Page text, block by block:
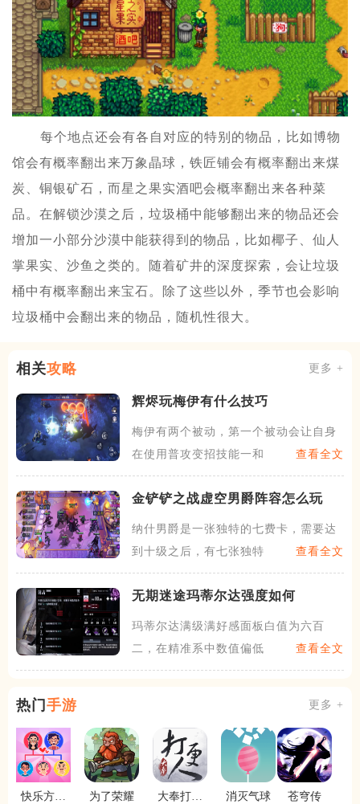
每个地点还会有各自对应的特别的物品，比如博物
馆会有概率翻出来万象晶球，铁匠铺会有概率翻出来煤
炭、铜银矿石，而星之果实酒吧会概率翻出来各种菜
品。在解锁沙漠之后，垃圾桶中能够翻出来的物品还会
增加一小部分沙漠中能获得到的物品，比如椰子、仙人
掌果实、沙鱼之类的。随着矿井的深度探索，会让垃圾
桶中有概率翻出来宝石。除了这些以外，季节也会影响
垃圾桶中会翻出来的物品，随机性很大。
相关攻略 更多 +
辉烬玩梅伊有什么技巧
梅伊有两个被动，第一个被动会让自身
在使用普攻变招技能一和技能
查看全文
金铲铲之战虚空男爵阵容怎么玩
纳什男爵是一张独特的七费卡，需要达
到十级之后，有七张独特的虚
查看全文
无期迷途​玛蒂尔达强度如何
玛蒂尔达满级满好感面板白值为六百
二，在精准系中数值偏低，不过查看全文
热门手游 更多 +
快乐方块 为了荣耀 大奉打更 消灭气球 苍穹传